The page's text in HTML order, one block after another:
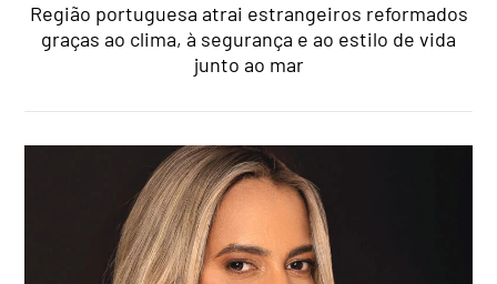
Região portuguesa atrai estrangeiros reformados
graças ao clima, à segurança e ao estilo de vida
junto ao mar